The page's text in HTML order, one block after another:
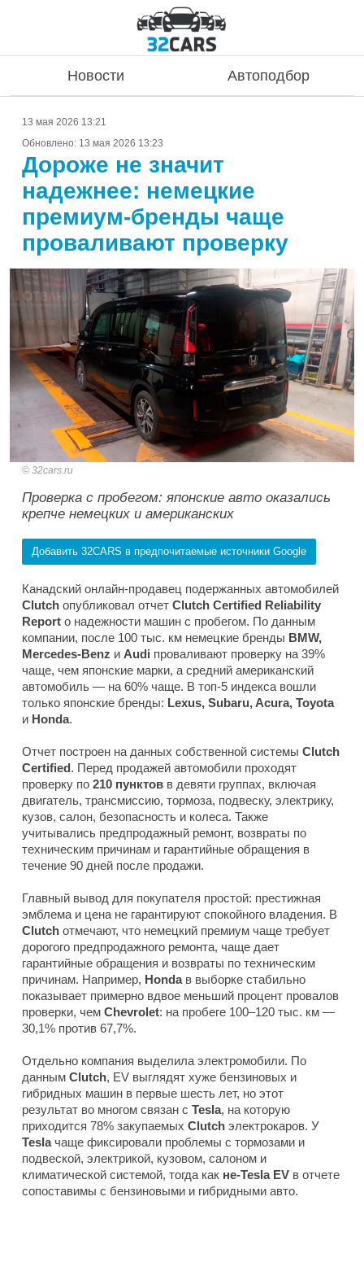
Новости Автоподбор
13 мая 2026 13:21
Обновлено: 13 мая 2026 13:23
Дороже не значит
надежнее: немецкие
премиум-бренды чаще
проваливают проверку
32cars.ru
Проверка с пробегом: японские авто оказались
крепче немецких и американских
Добавить 32CARS в предпочитаемые источники Google
Канадский онлайн-продавец подержанных автомобилей
Clutch опубликовал отчет Clutch Certified Reliability
Report о надежности машин с пробегом. По данным
компании, после 100 тыс. км немецкие бренды BMW,
Mercedes-Benz и Audi проваливают проверку на 39%
чаще, чем японские марки, а средний американский
автомобиль — на 60% чаще. В топ-5 индекса вошли
только японские бренды: Lexus, Subaru, Acura, Toyota
и Honda.
Отчет построен на данных собственной системы Clutch
Certified. Перед продажей автомобили проходят
проверку по 210 пунктов в девяти группах, включая
двигатель, трансмиссию, тормоза, подвеску, электрику,
кузов, салон, безопасность и колеса. Также
учитывались предпродажный ремонт, возвраты по
техническим причинам и гарантийные обращения в
течение 90 дней после продажи.
Главный вывод для покупателя простой: престижная
эмблема и цена не гарантируют спокойного владения. В
Clutch отмечают, что немецкий премиум чаще требует
дорогого предпродажного ремонта, чаще дает
гарантийные обращения и возвраты по техническим
причинам. Например, Hondaв выборке стабильно
показывает примерно вдвое меньший процент провалов
проверки, чем Chevrolet: на пробеге 100–120 тыс. км —
30,1% против 67,7%.
Отдельно компания выделила электромобили. По
данным Clutch, EV выглядят хуже бензиновых и
гибридных машин в первые шесть лет, но этот
результат во многом связан с Tesla, на которую
приходится 78% закупаемых Clutch электрокаров. У
Teslaчаще фиксировали проблемы с тормозами и
подвеской, электрикой, кузовом, салоном и
климатической системой, тогда как не-Tesla EV в отчете
сопоставимы с бензиновыми и гибридными авто.